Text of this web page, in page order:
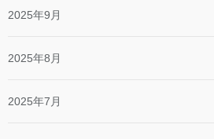
2025年9月
2025年8月
2025年7月